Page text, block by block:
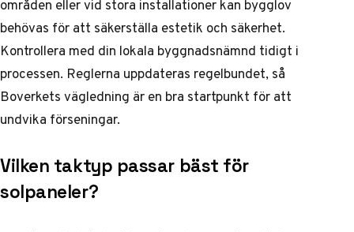
områden eller vid stora installationer kan bygglov
behövas för att säkerställa estetik och säkerhet.
Kontrollera med din lokala byggnadsnämnd tidigt i
processen. Reglerna uppdateras regelbundet, så
Boverkets vägledning är en bra startpunkt för att
undvika förseningar.
Vilken taktyp passar bäst för
solpaneler?